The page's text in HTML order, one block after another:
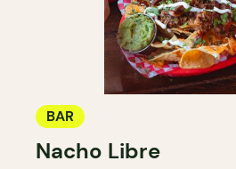
BAR
Nacho Libre